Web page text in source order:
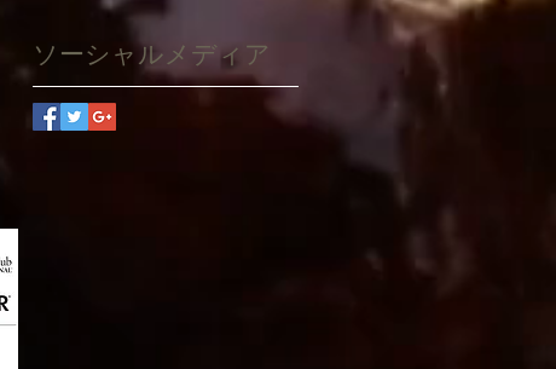
ソーシャルメディア